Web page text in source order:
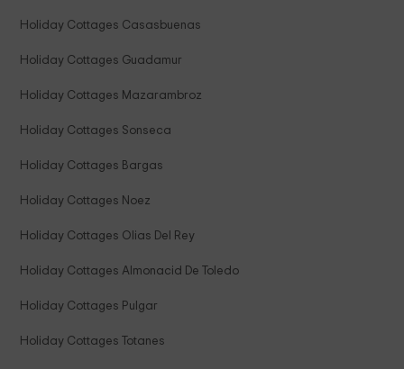
Holiday Cottages Casasbuenas
Holiday Cottages Guadamur
Holiday Cottages Mazarambroz
Holiday Cottages Sonseca
Holiday Cottages Bargas
Holiday Cottages Noez
Holiday Cottages Olias Del Rey
Holiday Cottages Almonacid De Toledo
Holiday Cottages Pulgar
Holiday Cottages Totanes